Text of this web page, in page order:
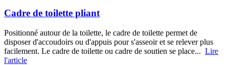
Cadre de toilette pliant
Positionné autour de la toilette, le cadre de toilette permet de
disposer d'accoudoirs ou d'appuis pour s'asseoir et se relever plus
facilement. Le cadre de toilette ou cadre de soutien se place... Lire
l'article